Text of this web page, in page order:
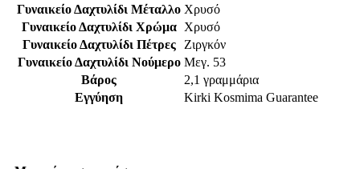
Γυναικείο Δαχτυλίδι Μέταλλο Χρυσό
Γυναικείο Δαχτυλίδι Χρώμα
Χρυσό
Γυναικείο Δαχτυλίδι Πέτρες
Ζιργκόν
Γυναικείο Δαχτυλίδι Νούμερο Μεγ. 53
Βάρος
2,1 γραμμάρια
Εγγύηση
Kirki Kosmima Guarantee